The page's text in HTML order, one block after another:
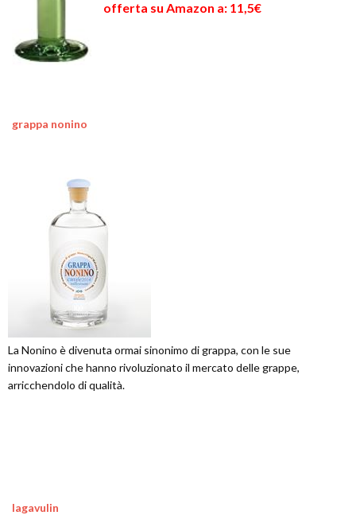
offerta su Amazon a: 11,5€
grappa nonino
La Nonino è divenuta ormai sinonimo di grappa, con le sue
innovazioni che hanno rivoluzionato il mercato delle grappe,
arricchendolo di qualità.
lagavulin